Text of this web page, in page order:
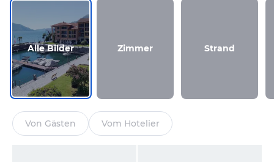
Alle Bilder Zimmer Strand
Von Gästen Vom Hotelier